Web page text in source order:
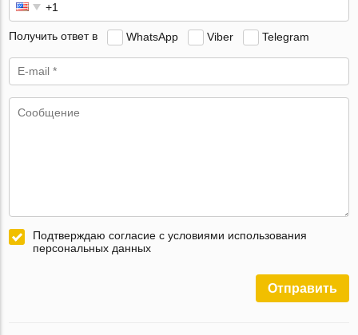
Получить ответ в WhatsApp Viber Telegram
Подтверждаю согласие с условиями использования
персональных данных
Отправить